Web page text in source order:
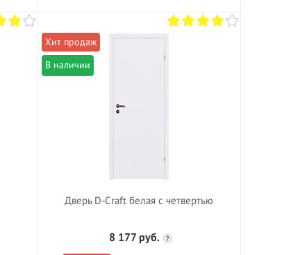
В наличии
Дверь D-Craft белая с четвертью
8 177 руб. ?